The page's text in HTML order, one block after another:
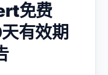
免费
有效期